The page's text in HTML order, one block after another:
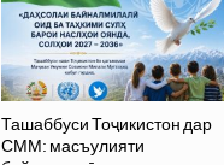
Ташаббуси Тоҷикистон дар
СММ: масъулияти